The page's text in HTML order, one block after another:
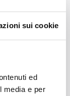
sui cookie
ed
media e per
di livelli
triennale,
economia,
e
si